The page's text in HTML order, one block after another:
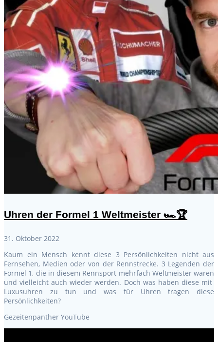
Uhren der Formel 1 Weltmeister 🏎️🏆
31. Oktober 2022
Kaum ein Mensch kennt diese 3 Persönlichkeiten nicht aus
Fernsehen, Medien oder von der Rennstrecke. 3 Legenden der
Formel 1, die in diesem Rennsport mehrfach Weltmeister waren
und vielleicht auch wieder werden. Doch was haben diese mit
Luxusuhren zu tun und was für Uhren tragen diese
Persönlichkeiten?
Gezeitenpanther YouTube